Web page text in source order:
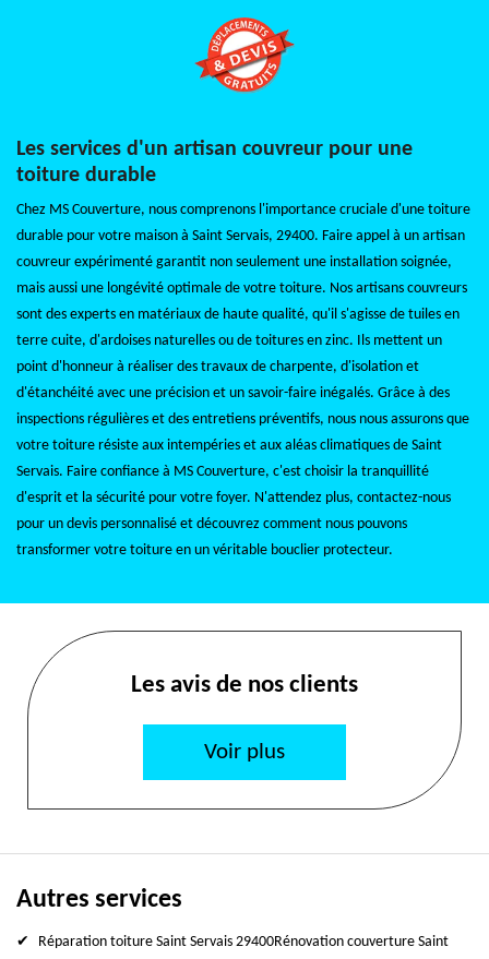
Les services d'un artisan couvreur pour une
toiture durable
Chez MS Couverture, nous comprenons l'importance cruciale d'une toiture
durable pour votre maison à Saint Servais, 29400. Faire appel à un artisan
couvreur expérimenté garantit non seulement une installation soignée,
mais aussi une longévité optimale de votre toiture. Nos artisans couvreurs
sont des experts en matériaux de haute qualité, qu'il s'agisse de tuiles en
terre cuite, d'ardoises naturelles ou de toitures en zinc. Ils mettent un
point d'honneur à réaliser des travaux de charpente, d'isolation et
d'étanchéité avec une précision et un savoir-faire inégalés. Grâce à des
inspections régulières et des entretiens préventifs, nous nous assurons que
votre toiture résiste aux intempéries et aux aléas climatiques de Saint
Servais. Faire confiance à MS Couverture, c'est choisir la tranquillité
d'esprit et la sécurité pour votre foyer. N'attendez plus, contactez-nous
pour un devis personnalisé et découvrez comment nous pouvons
transformer votre toiture en un véritable bouclier protecteur.
Les avis de nos clients
Voir plus
Autres services
Réparation toiture Saint Servais 29400Rénovation couverture Saint